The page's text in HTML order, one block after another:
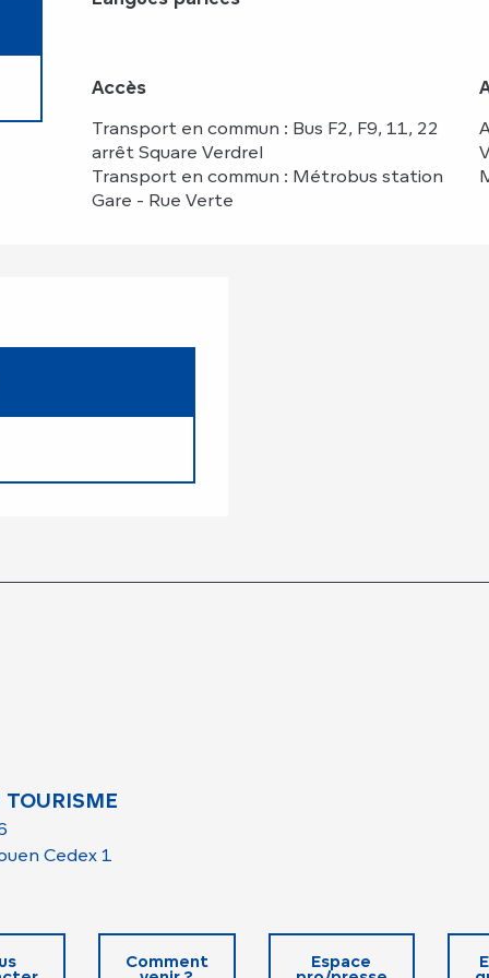
Accès
Accès
Transport en commun : Bus F2, F9, 11, 22
arrêt Square Verdrel
Transport en commun : Métrobus station
Gare - Rue Verte
TOURISME
Cedex 1
Comment Espace